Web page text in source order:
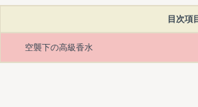
目次項
空襲下の高級香水